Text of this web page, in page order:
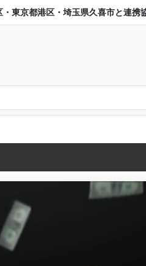
東京都港区・埼玉県久喜市と連携